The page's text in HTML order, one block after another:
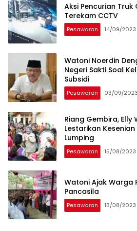
Aksi Pencurian Truk
Terekam CCTV
Pesawaran 14/09/2023
Watoni Noerdin
Negeri Sakti Soal
Subsidi
Pesawaran 03/09/2023
Riang Gembira, Elly
Lestarikan
Lumping
Pesawaran 15/08/2023
Watoni Ajak Warga
Pancasila
Pesawaran 13/08/2023